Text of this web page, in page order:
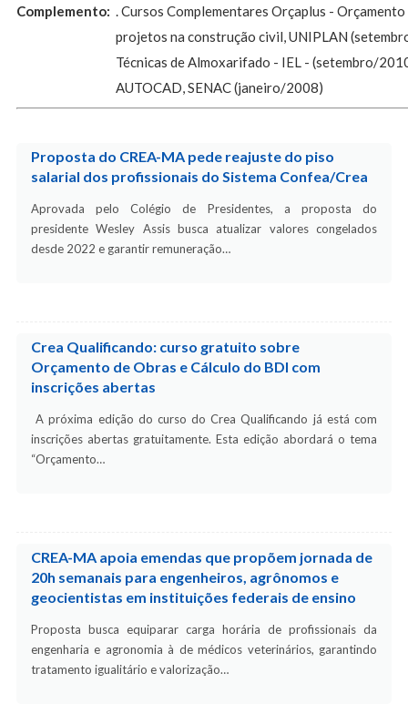
Complemento: . Cursos Complementares Orçaplus - Orçamento
projetos na construção civil, UNIPLAN
Técnicas de Almoxarifado - IEL - (setembro/
AUTOCAD, SENAC (janeiro/2008)
Proposta do CREA-MA pede reajuste do piso
salarial dos profissionais do Sistema Confea/Crea
Aprovada pelo Colégio de Presidentes, a proposta do
presidente Wesley Assis busca atualizar valores congelados
desde 2022 e garantir remuneração…
Crea Qualificando: curso gratuito sobre
Orçamento de Obras e Cálculo do BDI com
inscrições abertas
A próxima edição do curso do Crea Qualificando já está com
inscrições abertas gratuitamente. Esta edição abordará o tema
“Orçamento…
CREA-MA apoia emendas que propõem jornada de
20h semanais para engenheiros, agrônomos e
geocientistas em instituições federais de ensino
Proposta busca equiparar carga horária de profissionais da
engenharia e agronomia à de médicos veterinários, garantindo
tratamento igualitário e valorização…